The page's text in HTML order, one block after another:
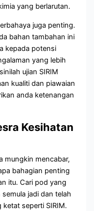
yang berlarutan.
juga penting.
bahan tambahan ini
kepada potensi
yang lebih
ujian SIRIM
kualiti dan piawaian
anda ketenangan
Kesihatan
mungkin mencabar,
bahagian penting
itu. Cari pod yang
jadi dan telah
ketat seperti SIRIM.